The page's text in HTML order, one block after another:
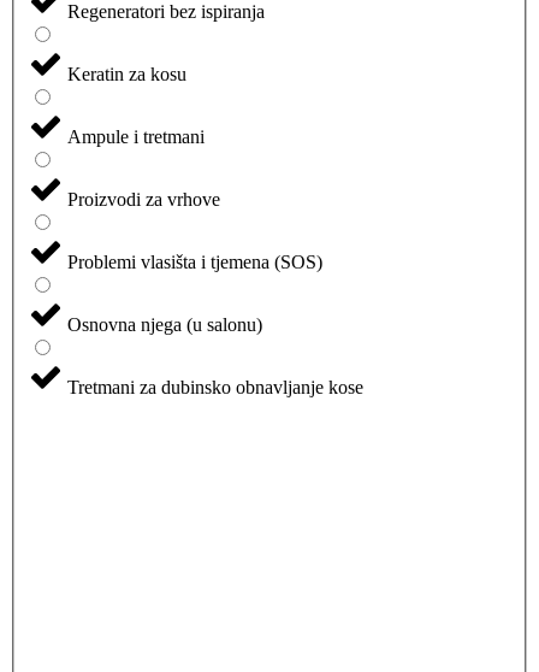
Regeneratori bez ispiranja
Keratin za kosu
Ampule i tretmani
Proizvodi za vrhove
Problemi vlasišta i tjemena (SOS)
Osnovna njega (u salonu)
Tretmani za dubinsko obnavljanje kose